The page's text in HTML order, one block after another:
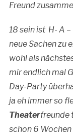
Freund
18 sein ist H- A
neue Sachen zu
wohl als
mir endlich mal
Day-Party
ja eh immer so
Theaterfreunde
schon 6